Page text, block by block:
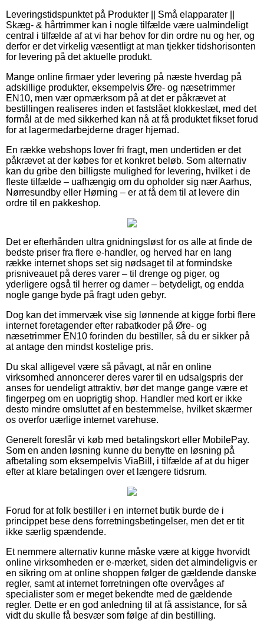
Leveringstidspunktet på Produkter || Små elapparater ||
Skæg- & hårtrimmer kan i nogle tilfælde være ualmindeligt
central i tilfælde af at vi har behov for din ordre nu og her, og
derfor er det virkelig væsentligt at man tjekker tidshorisonten
for levering på det aktuelle produkt.
Mange online firmaer yder levering på næste hverdag på
adskillige produkter, eksempelvis Øre- og næsetrimmer
EN10, men vær opmærksom på at det er påkrævet at
bestillingen realiseres inden et fastslået klokkeslæt, med det
formål at de med sikkerhed kan nå at få produktet fikset forud
for at lagermedarbejderne drager hjemad.
En række webshops lover fri fragt, men undertiden er det
påkrævet at der købes for et konkret beløb. Som alternativ
kan du gribe den billigste mulighed for levering, hvilket i de
fleste tilfælde – uafhængig om du opholder sig nær Aarhus,
Nørresundby eller Hørning – er at få dem til at levere din
ordre til en pakkeshop.
Det er efterhånden ultra gnidningsløst for os alle at finde de
bedste priser fra flere e-handler, og herved har en lang
række internet shops set sig nødsaget til at formindske
prisniveauet på deres varer – til drenge og piger, og
yderligere også til herrer og damer – betydeligt, og endda
nogle gange byde på fragt uden gebyr.
Dog kan det immervæk vise sig lønnende at kigge forbi flere
internet foretagender efter rabatkoder på Øre- og
næsetrimmer EN10 forinden du bestiller, så du er sikker på
at antage den mindst kostelige pris.
Du skal alligevel være så påvagt, at når en online
virksomhed annoncerer deres varer til en udsalgspris der
anses for uendeligt attraktiv, bør det mange gange være et
fingerpeg om en uoprigtig shop. Handler med kort er ikke
desto mindre omsluttet af en bestemmelse, hvilket skærmer
os overfor uærlige internet varehuse.
Generelt foreslår vi køb med betalingskort eller MobilePay.
Som en anden løsning kunne du benytte en løsning på
afbetaling som eksempelvis ViaBill, i tilfælde af at du higer
efter at klare betalingen over et længere tidsrum.
Forud for at folk bestiller i en internet butik burde de i
princippet bese dens forretningsbetingelser, men det er tit
ikke særlig spændende.
Et nemmere alternativ kunne måske være at kigge hvorvidt
online virksomheden er e-mærket, siden det almindeligvis er
en sikring om at online shoppen følger de gældende danske
regler, samt at internet forretningen ofte overvåges af
specialister som er meget bekendte med de gældende
regler. Dette er en god anledning til at få assistance, for så
vidt du skulle få besvær som følge af din bestilling.